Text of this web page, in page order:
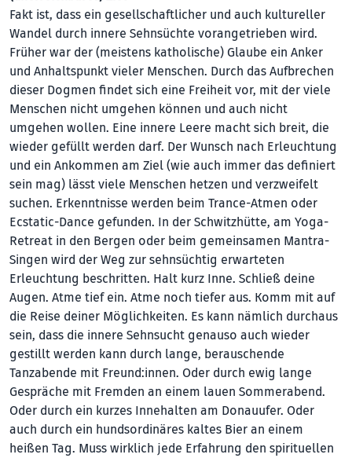
Fakt ist, dass ein gesellschaftlicher und auch kultureller
Wandel durch innere Sehnsüchte vorangetrieben wird.
Früher war der (meistens katholische) Glaube ein Anker
und Anhaltspunkt vieler Menschen. Durch das Aufbrechen
dieser Dogmen findet sich eine Freiheit vor, mit der viele
Menschen nicht umgehen können und auch nicht
umgehen wollen. Eine innere Leere macht sich breit, die
wieder gefüllt werden darf. Der Wunsch nach Erleuchtung
und ein Ankommen am Ziel (wie auch immer das definiert
sein mag) lässt viele Menschen hetzen und verzweifelt
suchen. Erkenntnisse werden beim Trance-Atmen oder
Ecstatic-Dance gefunden. In der Schwitzhütte, am Yoga-
Retreat in den Bergen oder beim gemeinsamen Mantra-
Singen wird der Weg zur sehnsüchtig erwarteten
Erleuchtung beschritten. Halt kurz Inne. Schließ deine
Augen. Atme tief ein. Atme noch tiefer aus. Komm mit auf
die Reise deiner Möglichkeiten. Es kann nämlich durchaus
sein, dass die innere Sehnsucht genauso auch wieder
gestillt werden kann durch lange, berauschende
Tanzabende mit Freund:innen. Oder durch ewig lange
Gespräche mit Fremden an einem lauen Sommerabend.
Oder durch ein kurzes Innehalten am Donauufer. Oder
auch durch ein hundsordinäres kaltes Bier an einem
heißen Tag. Muss wirklich jede Erfahrung den spirituellen